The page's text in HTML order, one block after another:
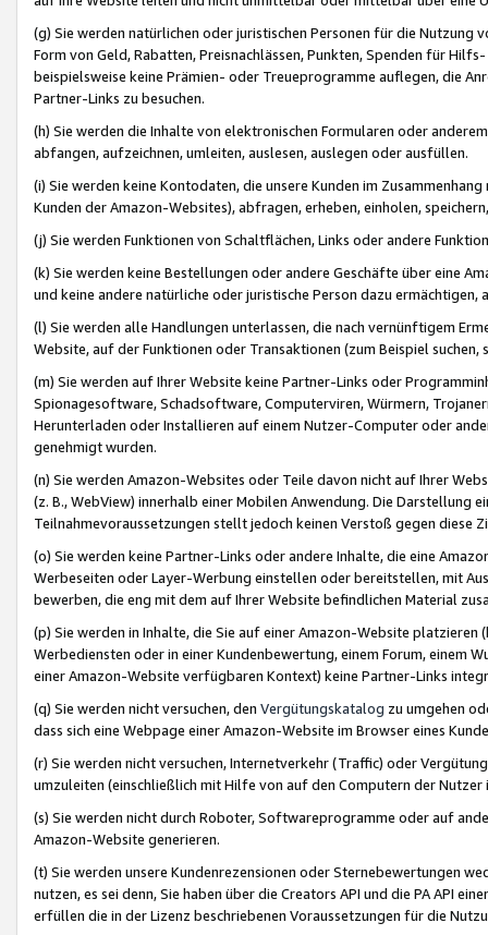
(g) Sie werden natürlichen oder juristischen Personen für die Nutzung
Form von Geld, Rabatten, Preisnachlässen, Punkten, Spenden für
beispielsweise keine Prämien- oder Treueprogramme auflegen, die
Partner-Links zu besuchen.
(h) Sie werden die Inhalte von elektronischen Formularen oder
abfangen, aufzeichnen, umleiten, auslesen, auslegen oder ausfüllen.
(i) Sie werden keine Kontodaten, die unsere Kunden im
Kunden der Amazon-Websites), abfragen, erheben, einholen,
(j) Sie werden Funktionen von Schaltflächen, Links oder andere
(k) Sie werden keine Bestellungen oder andere Geschäfte über eine
und keine andere natürliche oder juristische Person dazu
(l) Sie werden alle Handlungen unterlassen, die nach vernünftigem
Website, auf der Funktionen oder Transaktionen (zum Beispiel
(m) Sie werden auf Ihrer Website keine Partner-Links oder
Spionagesoftware, Schadsoftware, Computerviren, Würmern,
Herunterladen oder Installieren auf einem Nutzer-Computer oder
genehmigt wurden.
(n) Sie werden Amazon-Websites oder Teile davon nicht auf Ihrer
(z. B., WebView) innerhalb einer Mobilen Anwendung. Die Darstellung
Teilnahmevoraussetzungen stellt jedoch keinen Verstoß gegen diese
(o) Sie werden keine Partner-Links oder andere Inhalte, die eine
Werbeseiten oder Layer-Werbung einstellen oder bereitstellen, mit
bewerben, die eng mit dem auf Ihrer Website befindlichen Material
(p) Sie werden in Inhalte, die Sie auf einer Amazon-Website
Werbediensten oder in einer Kundenbewertung, einem Forum, einem
einer Amazon-Website verfügbaren Kontext) keine Partner-Links
(q) Sie werden nicht versuchen, den Vergütungskatalog zu umgehen
dass sich eine Webpage einer Amazon-Website im Browser eines
(r) Sie werden nicht versuchen, Internetverkehr (Traffic) oder
umzuleiten (einschließlich mit Hilfe von auf den Computern der
(s) Sie werden nicht durch Roboter, Softwareprogramme oder auf
Amazon-Website generieren.
(t) Sie werden unsere Kundenrezensionen oder Sternebewertungen
nutzen, es sei denn, Sie haben über die Creators API und die PA API
erfüllen die in der Lizenz beschriebenen Voraussetzungen für die